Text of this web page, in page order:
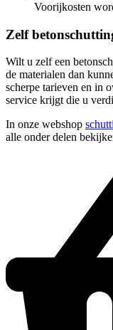
Voorijkosten
Zelf
Wilt u zelf een
de materialen dan
scherpe tarieven en in
service krijgt die u
In onze webshop
alle onder delen